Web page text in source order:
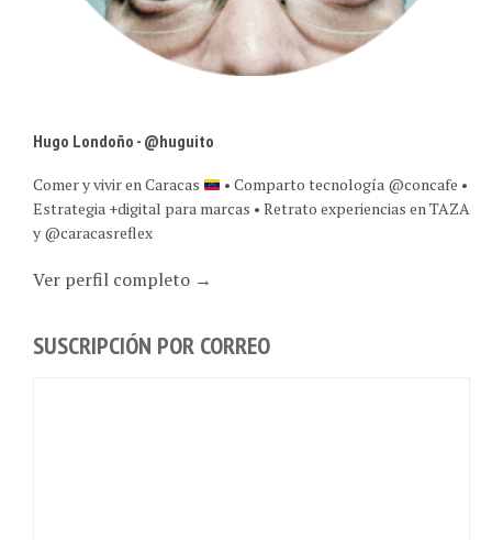
Hugo Londoño - @huguito
Comer y vivir en Caracas
• Comparto tecnología @concafe •
Estrategia +digital para marcas • Retrato experiencias en TAZA
y @caracasreflex
Ver perfil completo →
SUSCRIPCIÓN POR CORREO